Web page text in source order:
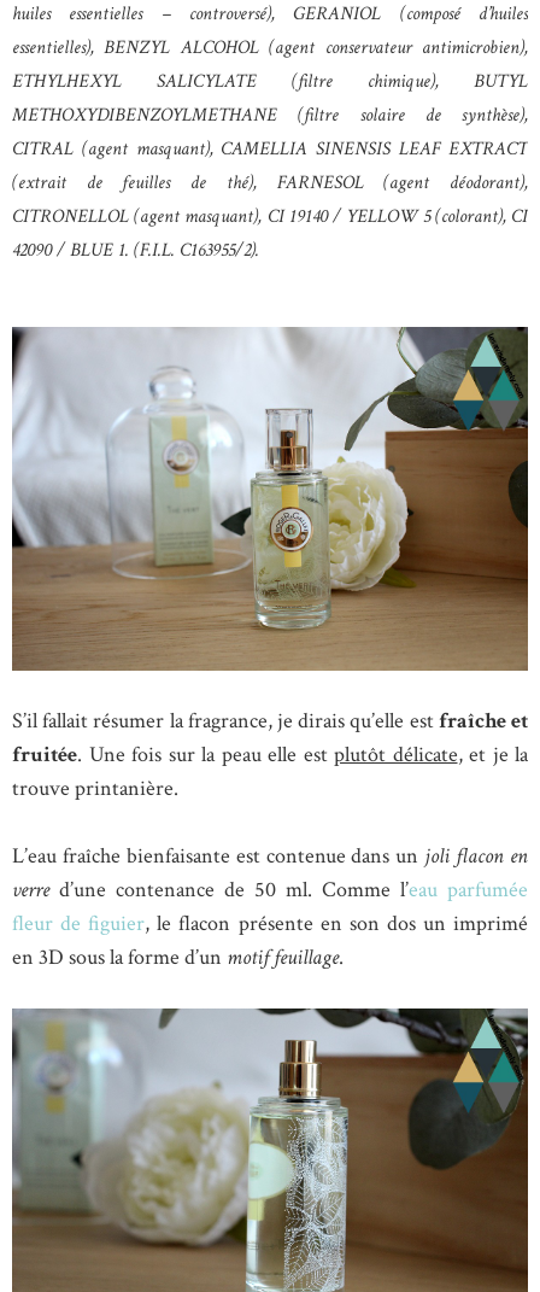
huiles essentielles – controversé), GERANIOL (composé d’huiles
essentielles), BENZYL ALCOHOL (agent conservateur antimicrobien),
ETHYLHEXYL SALICYLATE (filtre chimique), BUTYL
METHOXYDIBENZOYLMETHANE (filtre solaire de synthèse),
CITRAL (agent masquant), CAMELLIA SINENSIS LEAF EXTRACT
(extrait de feuilles de thé), FARNESOL (agent déodorant),
CITRONELLOL (agent masquant), CI 19140 / YELLOW 5 (colorant), CI
42090 / BLUE 1. (F.I.L. C163955/2).
S’il fallait résumer la fragrance, je dirais qu’elle estfraîche et
fruitée. Une fois sur la peau elle est plutôt délicate, et je la
trouve printanière.
L’eau fraîche bienfaisante est contenue dans un joli flacon en
verre d’une contenance de 50 ml. Comme l’eau parfumée
fleur de figuier, le flacon présente en son dos un imprimé
en 3D sous la forme d’un motif feuillage.